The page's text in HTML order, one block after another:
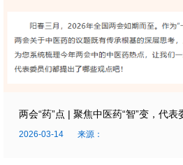
两会“药”点 | 聚焦中医药“智”变，代表
2026-03-14 来源：